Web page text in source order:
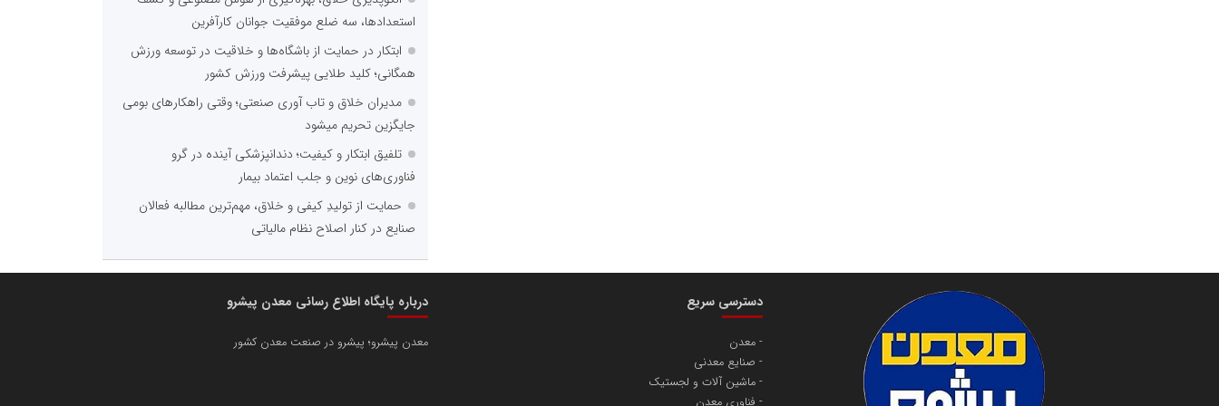
استعدادها، سه ضلع موفقیت جوانان کارآفرین
ابتکار در حمایت از باشگاه‌ها و خلاقیت در توسعه ورزش
همگانی؛ کلید طلایی پیشرفت ورزش کشور
مدیران خلاق و تاب آوری صنعتی؛ وقتی راهکارهای بومی
جایگزین تحریم میشود
تلفیق ابتکار و کیفیت؛ دندانپزشکی آینده در گرو
فناوری‌های نوین و جلب اعتماد بیمار
حمایت از تولیدِ کیفی و خلاق، مهم‌ترین مطالبه فعالان
صنایع در کنار اصلاح نظام مالیاتی
دسترسی سریع
معدن
صنایع معدنی
ماشین آلات و لجستیک
فناوری معدن
درباره پایگاه اطلاع رسانی معدن پیشرو
معدن پیشرو؛ پیشرو در صنعت معدن کشور